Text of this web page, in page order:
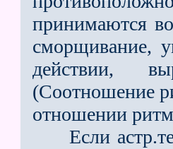
принимаются
сморщивание,
действии,
(Соотношение
отношении
Если